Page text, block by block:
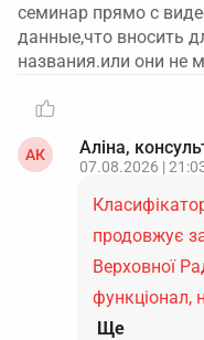
семинар прямо с
данные,что вносить
названия.или они не
АК Аліна,
07.08.2026 |
продовжує
Верховної
функціонал,
Ще